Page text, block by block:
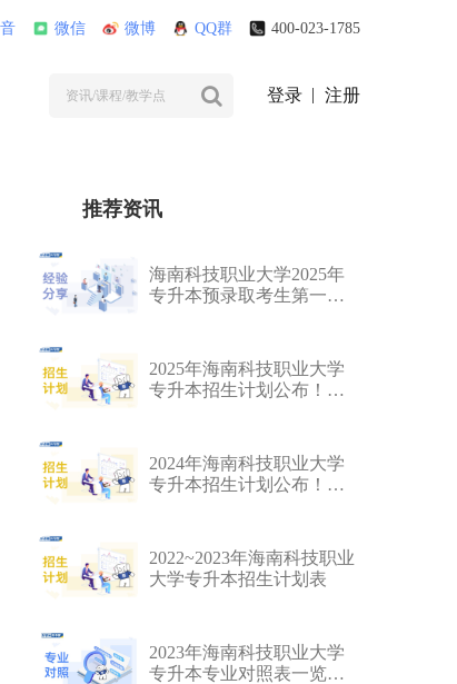
微信 微博 QQ群 400-023-1785
登录 注册
推荐资讯
海南科技职业大学2025年
专升本预录取考生第一轮
2025年海南科技职业大学
专升本招生计划公布！
2024年海南科技职业大学
专升本招生计划公布！
2022~2023年海南科技职业
大学专升本招生计划表
2023年海南科技职业大学
专升本专业对照表一览，